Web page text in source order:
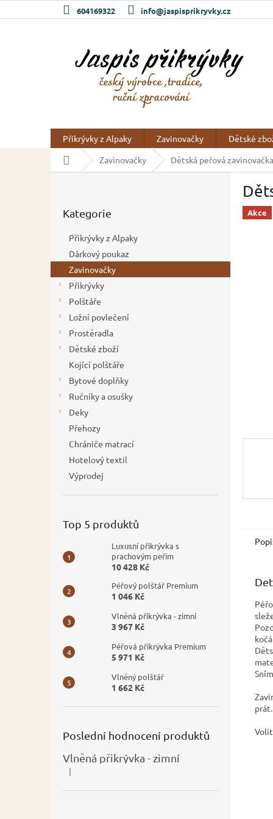
na
604169322 info@jaspisprikryvky.cz
Přikrývky z Alpaky Zavinovačky Dětské
Domů Zavinovačky Dětská peřová
n
kategorie
Kategorie
Přikrývky z Alpaky
Dárkový poukaz
Zavinovačky
Přikrývky
Polštáře
Ložní povlečení
Prostěradla
Dětské zboží
Kojící polštáře
Bytové doplňky
Ručníky a osušky
Deky
Přehozy
Chrániče matrací
Hotelový textil
Výprodej
Top 5 produktů
Luxusní přikrývka s
prachovým peřím
10 428 Kč
Péřový polštář Premium
1 046 Kč
Vlněná přikrývka - zimní
3 967 Kč
Péřová přikrývka Premium
5 971 Kč
Vlněný polštář
1 662 Kč
Poslední hodnocení produktů
Vlněná přikrývka - zimní
Hodnocení produktu je 5 z 5 hvězdiček.
|
Akce